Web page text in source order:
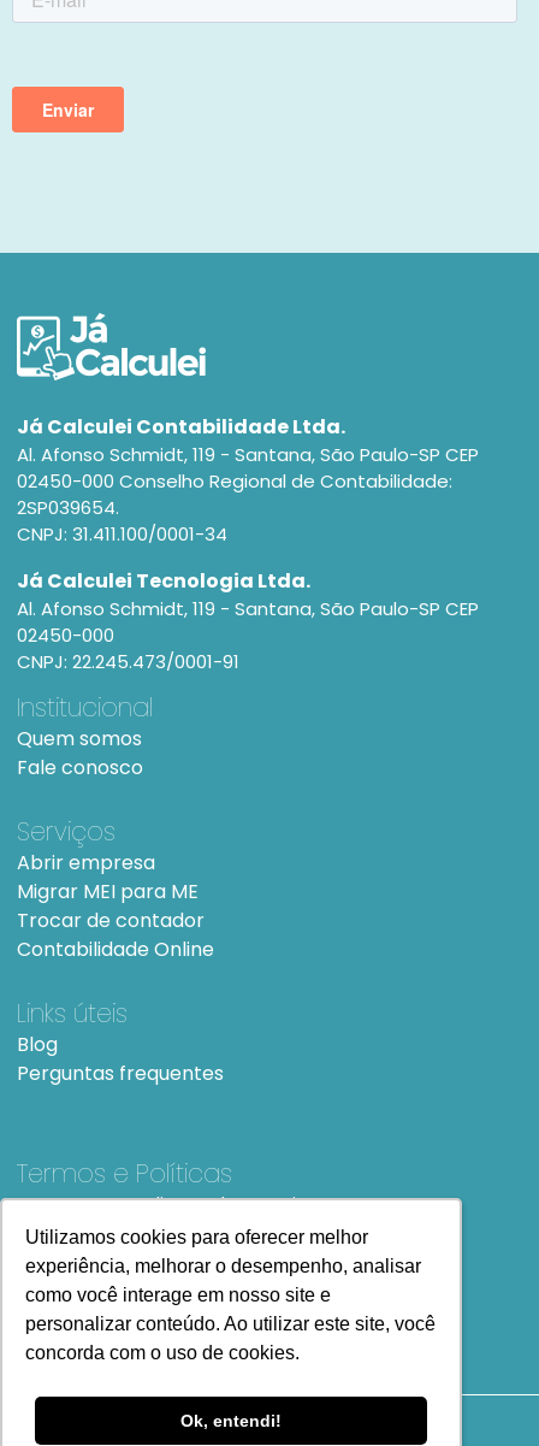
Utilizamos cookies para oferecer melhor
experiência, melhorar o desempenho, analisar
como você interage em nosso site e
personalizar conteúdo. Ao utilizar este site, você
concorda com o uso de cookies.
Ok, entendi!
Utilizamos cookies para oferecer melhor
experiência, melhorar o desempenho, analisar
como você interage em nosso site e
personalizar conteúdo. Ao utilizar este site, você
concorda com o uso de cookies.
Ok, entendi!
Já Calculei Contabilidade Ltda.
Al. Afonso Schmidt, 119 - Santana, São Paulo-SP CEP
02450-000 Conselho Regional de Contabilidade:
2SP039654.
CNPJ: 31.411.100/0001-34
Já Calculei Tecnologia Ltda.
Al. Afonso Schmidt, 119 - Santana, São Paulo-SP CEP
02450-000
CNPJ: 22.245.473/0001-91
Institucional
Quem somos
Fale conosco
Serviços
Abrir empresa
Migrar MEI para ME
Trocar de contador
Contabilidade Online
Links úteis
Blog
Perguntas frequentes
Termos e Políticas
Termos e condições de UsoSiteMap